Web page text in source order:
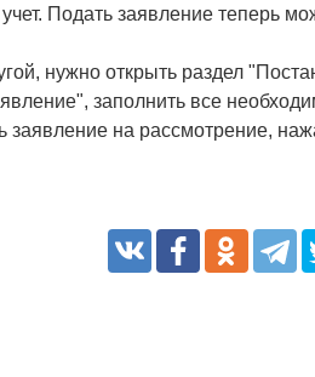
Подать заявление теперь
нужно открыть раздел
заполнить все
заявление на рассмотрение,
государственный